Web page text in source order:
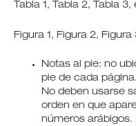
Tabla 1, Tabla 2, Tabla 3,
Figura 1, Figura 2, Figura
Notas al pie: no
pie de cada
No deben usarse
orden en que
números arábigos.